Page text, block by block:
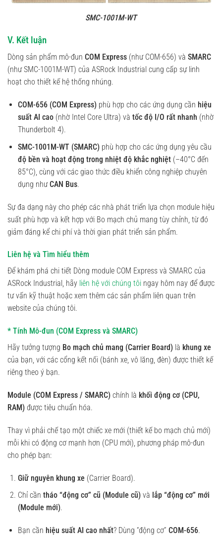
SMC-1001M-WT
V. Kết luận
Dòng sản phẩm mô-đun COM Express (như COM-656) và SMARC
(như SMC-1001M-WT) của ASRock Industrial cung cấp sự linh
hoạt cho thiết kế hệ thống nhúng.
COM-656 (COM Express)phù hợp cho các ứng dụng cần hiệu
suất AI cao(nhờ Intel Core Ultra) và tốc độ I/O rất nhanh (nhờ
Thunderbolt 4).
SMC-1001M-WT (SMARC)phù hợp cho các ứng dụng yêu cầu
độ bền và hoạt động trong nhiệt độ khắc nghiệt(–40°C đến
85°C), cùng với các giao thức điều khiển công nghiệp chuyên
dụng nhưCAN Bus.
Sự đa dạng này cho phép các nhà phát triển lựa chọn module hiệu
suất phù hợp và kết hợp với Bo mạch chủ mang tùy chỉnh, từ đó
giảm đáng kể chi phí và thời gian phát triển sản phẩm.
Liên hệ và Tìm hiểu thêm
Để khám phá chi tiết Dòng module COM Express và SMARC của
ASRock Industrial, hãy liên hệ với chúng tôi ngay hôm nay để được
tư vấn kỹ thuật hoặc xem thêm các sản phẩm liên quan trên
website của chúng tôi.
* Tính Mô-đun (COM Express và SMARC)
Hãy tưởng tượng Bo mạch chủ mang (Carrier Board) là khung xe
của bạn, với các cổng kết nối (bánh xe, vô lăng, đèn) được thiết kế
riêng theo ý bạn.
Module (COM Express / SMARC) chính là khối động cơ (CPU,
RAM) được tiêu chuẩn hóa.
Thay vì phải chế tạo một chiếc xe mới (thiết kế bo mạch chủ mới)
mỗi khi có động cơ mạnh hơn (CPU mới), phương pháp mô-đun
cho phép bạn:
Giữ nguyên khung xe (Carrier Board).
Chỉ cần tháo “động cơ” cũ (Module cũ)và lắp “động cơ” mới
(Module mới).
Bạn cần hiệu suất AI cao nhất? Dùng “động cơ” COM-656.